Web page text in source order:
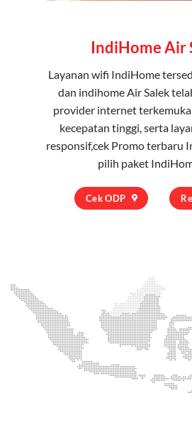
IndiHome Air
Layanan wifi IndiHome
dan indihome Air Salek
provider internet
kecepatan tinggi, serta
responsif,cek Promo terbaru
pilih paket
Cek ODP